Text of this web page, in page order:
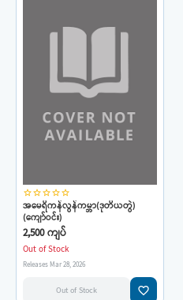
star_borderstar_borderstar_borderstar_borderstar_border
အမေရိကန်လွန်ကမ္ဘာ(ဒုတိယတွဲ)
(ကျော်ဝင်း)
2,500 ကျပ်
Out of Stock
Releases Mar 28, 2026
Out of Stock favorite_border